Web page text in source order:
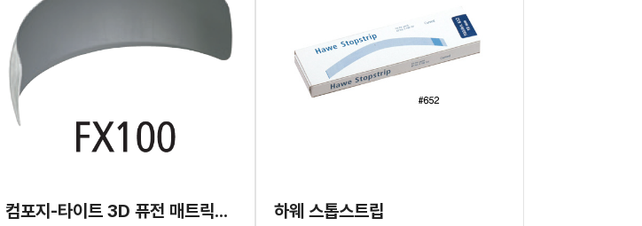
컴포지-타이트 3D 퓨전 매트릭스 밴드 리필 하웨 스톱스트립